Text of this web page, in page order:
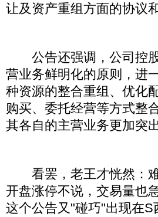
让及资产重组方面的协议
公告还强调，公司控股
营业务鲜明化的原则，进
种资源的整合重组、优化
购买、委托经营等方式整
其各自的主营业务更加突出
看罢，老王才恍然：难
开盘涨停不说，交易量也
这个公告又"碰巧"出现在